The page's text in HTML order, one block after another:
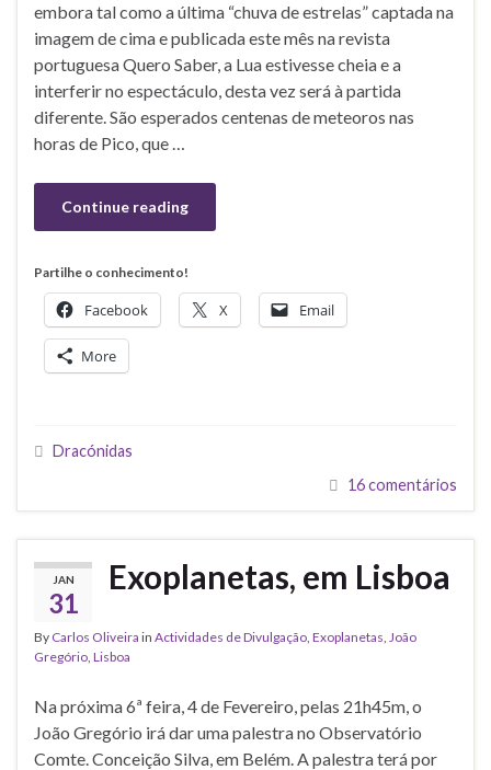
embora tal como a última “chuva de estrelas” captada na
imagem de cima e publicada este mês na revista
portuguesa Quero Saber, a Lua estivesse cheia e a
interferir no espectáculo, desta vez será à partida
diferente. São esperados centenas de meteoros nas
horas de Pico, que …
Continue reading
Partilhe o conhecimento!
Facebook X Email
More
Dracónidas
16 comentários
JAN
31
Exoplanetas, em Lisboa
By Carlos Oliveira in Actividades de Divulgação, Exoplanetas, João
Gregório, Lisboa
Na próxima 6ª feira, 4 de Fevereiro, pelas 21h45m, o
João Gregório irá dar uma palestra no Observatório
Comte. Conceição Silva, em Belém. A palestra terá por